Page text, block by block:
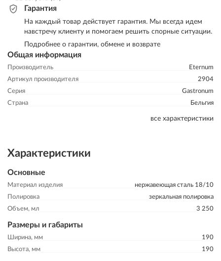
Общая информация
Производитель
Eternum
Артикул производителя
2904
Серия
Gastronum
Страна
Бельгия
все характеристики
Гарантия
На каждый товар действует гарантия. Мы всегда идем
навстречу клиенту и помогаем решить спорные ситуации.
Подробнее о гарантии, обмене и возврате
Характеристики
Основные
Материал изделия
нержавеющая сталь 18/10
Полировка
зеркальная полировка
Объем, мл
3 250
Размеры и габариты
Ширина, мм
190
Высота, мм
190